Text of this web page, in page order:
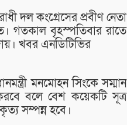
দল কংগ্রেসের প্রবীণ নেতা
গতকাল বৃহস্পতিবার রাতে
খবর এনডিটিভির
মনমোহন সিংকে সম্মান
বলে বেশ কয়েকটি সূত্র
সম্পন্ন হবে।